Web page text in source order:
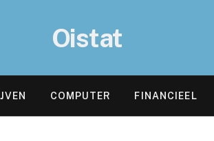
Oistat
COMPUTER FINANCIEEL